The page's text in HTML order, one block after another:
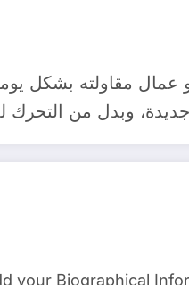
مقاولته بشكل
وبدل من التحرك
your Biographical